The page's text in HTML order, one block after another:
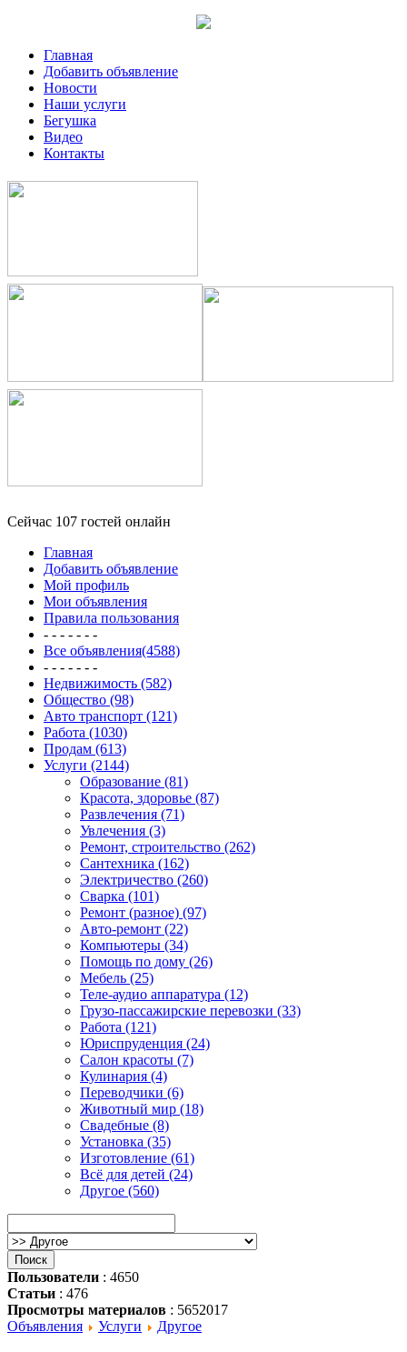
Главная
Добавить объявление
Новости
Наши услуги
Бегушка
Видео
Контакты
Сейчас 107 гостей онлайн
Главная
Добавить объявление
Мой профиль
Мои объявления
Правила пользования
- - - - - - -
Все объявления(4588)
- - - - - - -
Недвижимость (582)
Общество (98)
Авто транспорт (121)
Работа (1030)
Продам (613)
Услуги (2144)
Образование (81)
Красота, здоровье (87)
Развлечения (71)
Увлечения (3)
Ремонт, строительство (262)
Сантехника (162)
Электричество (260)
Сварка (101)
Ремонт (разное) (97)
Авто-ремонт (22)
Компьютеры (34)
Помощь по дому (26)
Мебель (25)
Теле-аудио аппаратура (12)
Грузо-пассажирские перевозки (33)
Работа (121)
Юриспруденция (24)
Салон красоты (7)
Кулинария (4)
Переводчики (6)
Животный мир (18)
Свадебные (8)
Установка (35)
Изготовление (61)
Всё для детей (24)
Другое (560)
Пользователи : 4650
Статьи : 476
Просмотры материалов : 5652017
Объявления
Услуги Другое